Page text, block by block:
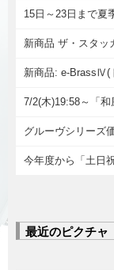
15日～23日まで夏
新商品 ザ・スタッ
新商品: e-BrassⅣ(
7/2(木)19:58～「
グルーヴシリーズ
今年度から「土日
最近のピクチャ